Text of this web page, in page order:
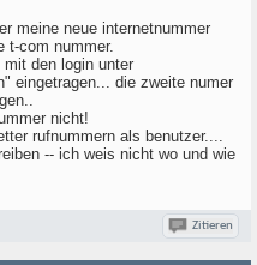
meine neue internetnummer
t-com nummer.
den login unter
eingetragen... die zweite numer
nicht!
rufnummern als benutzer....
-- ich weis nicht wo und wie
Zitieren